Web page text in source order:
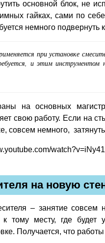
основной блок, не
гайках, сами по
немного подвернуть
при установке
и этим инструментом
на основных
свою работу. Если на
совсем немного,
на новую
– занятие совсем
тому месту, где будет
Получается, что